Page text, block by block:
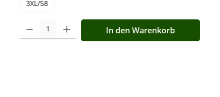
3XL/58
Produkt Anzahl: Gib den gewünschten Wert ein oder
In den Warenkorb